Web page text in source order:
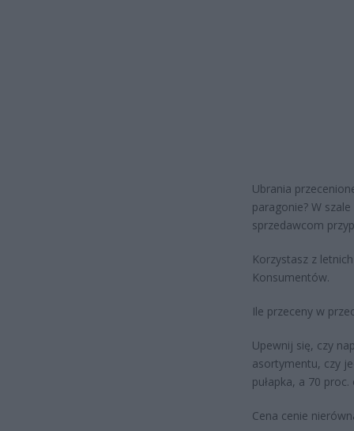
Ubrania
paragonie? W
sprzedawcom
Korzystasz z
Konsumentów.
Ile przeceny w
Upewnij się, czy
asortymentu, czy
pułapka, a 70
Cena cenie